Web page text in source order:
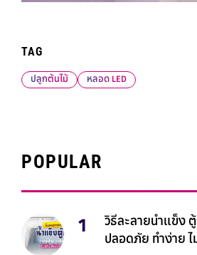
TAG
ปลูกต้นไม้ หลอด LED
POPULAR
วิธีละลายน้ำแข็ง
ปลอดภัย ทำง่าย ไ